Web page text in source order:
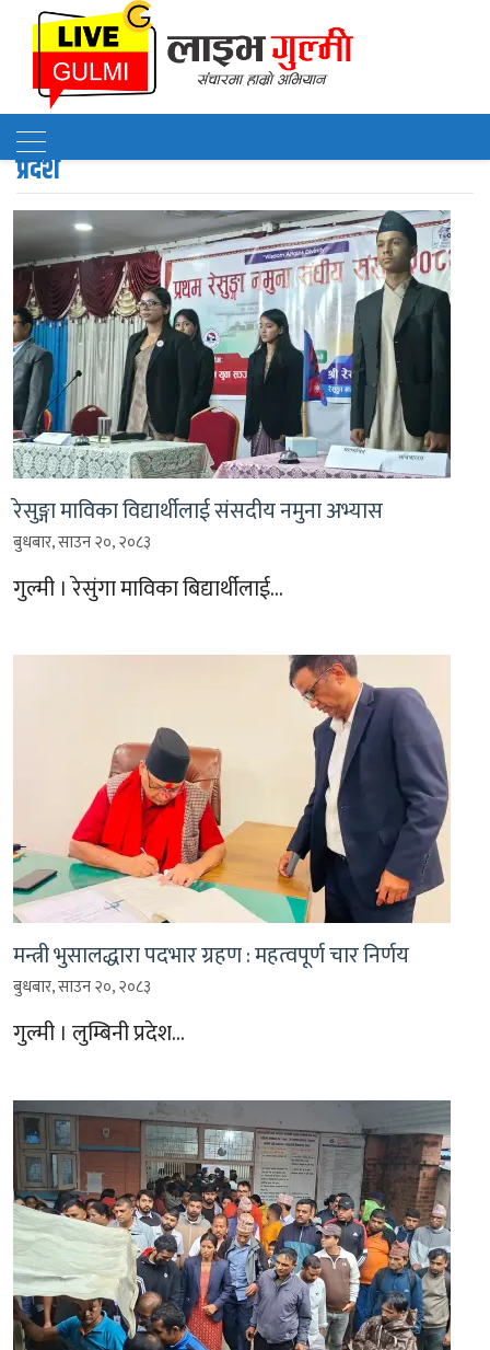
प्रदेश
रेसुङ्गा माविका विद्यार्थीलाई संसदीय नमुना अभ्यास
बुधबार, साउन २०, २०८३
गुल्मी । रेसुंगा माविका बिद्यार्थीलाई…
मन्त्री भुसालद्धारा पदभार ग्रहण : महत्वपूर्ण चार निर्णय
बुधबार, साउन २०, २०८३
गुल्मी । लुम्बिनी प्रदेश…